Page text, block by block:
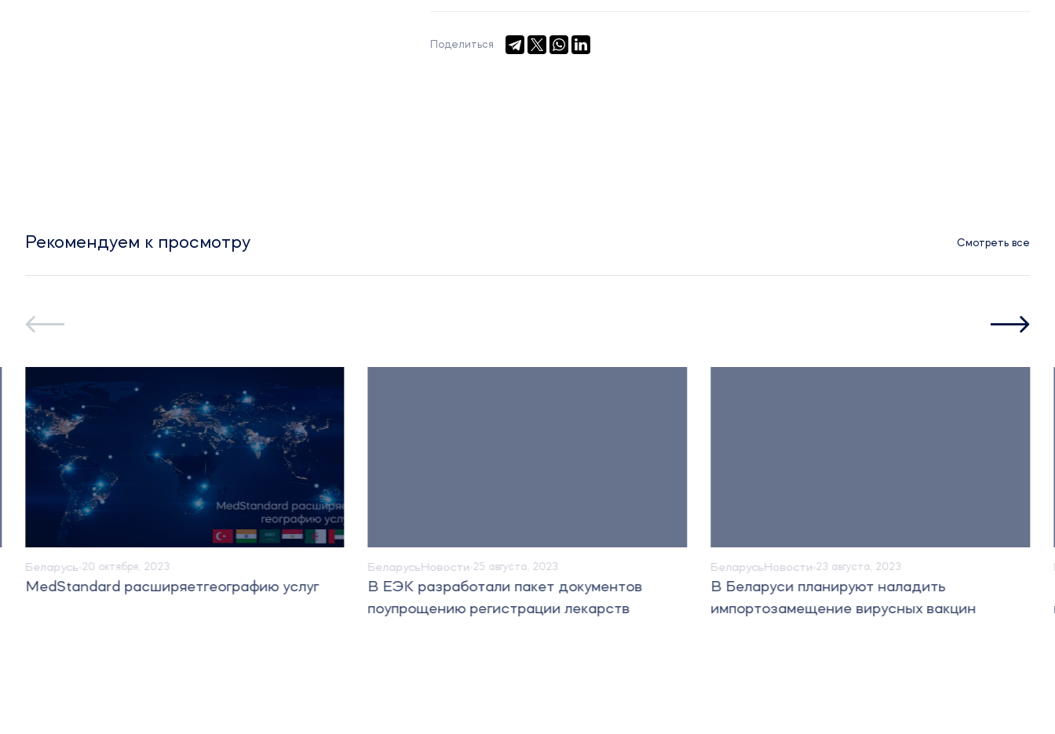
Поделиться
Рекомендуем к просмотру Смотреть все
Беларусь 20 октября, 2023
MedStandard расширяетгеографию услуг
БеларусьНовости 25 августа, 2023
В ЕЭК разработали пакет документов
поупрощению регистрации лекарств
БеларусьНовости 23 августа, 2023
В Беларуси планируют наладить
импортозамещение вирусных вакцин